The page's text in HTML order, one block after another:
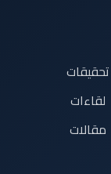
تحقيقات
لقاءات
مقالات